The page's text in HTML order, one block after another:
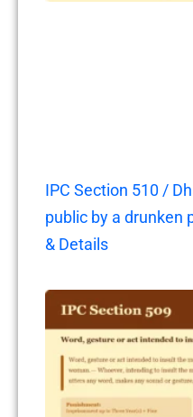
IPC Section 510 /
public by a drunken
& Details